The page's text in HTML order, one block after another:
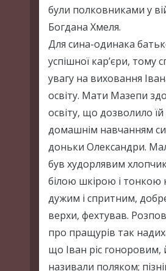
були полковниками у
Богдана Хмеля.
Для сина-одинака
успішної кар’єри, тому
увагу на виховання
освіту. Мати Мазепи
освіту, що дозволило
домашнім навчанням
доньки Олександри.
був худорлявим
білою шкірою і тонкою
дужим і спритним,
верхи, фехтував.
про пращурів так
що Іван ріс гоноровим,
називали поляком;